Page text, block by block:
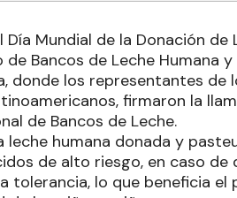
Mundial de la Donación de
Bancos de Leche Humana
donde los representantes de
firmaron la
de Bancos de Leche.
humana donada y
de alto riesgo, en caso de
tolerancia, lo que beneficia el